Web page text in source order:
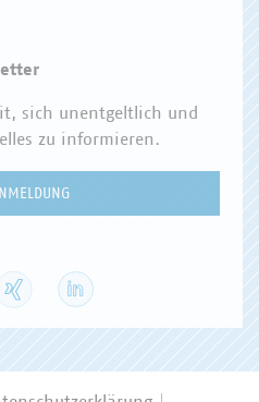
sich unentgeltlich und
zu informieren.